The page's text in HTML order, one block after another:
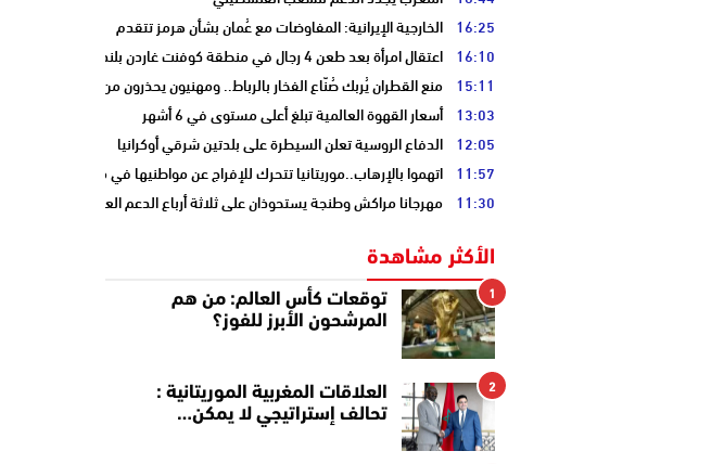
16:25 الخارجية الإيرانية: المفاوضات مع عُمان بشأن هرمز تتقدم
16:10 اعتقال امرأة بعد طعن 4 رجال في منطقة كوفنت غاردن بلندن
15:11 منع القطران يُربك صُنّاع الفخار بالرباط.. ومهنيون يحذرون من كساد الصيف
13:03 أسعار القهوة العالمية تبلغ أعلى مستوى في 6 أشهر
12:05 الدفاع الروسية تعلن السيطرة على بلدتين شرقي أوكرانيا
11:57 اتهموا بالإرهاب..موريتانيا تتحرك للإفراج عن مواطنيها في مالي
11:30 مهرجانا مراكش وطنجة يستحوذان على ثلاثة أرباع الدعم العمومي للسينما
الأكثر مشاهدة
1
توقعات كأس العالم: من هم
المرشحون الأبرز للفوز؟
2
العلاقات المغربية الموريتانية :
تحالف إستراتيجي لا يمكن…